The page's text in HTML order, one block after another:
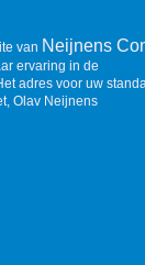
van Neijnens
ervaring in de
adres voor uw
Olav Neijnens